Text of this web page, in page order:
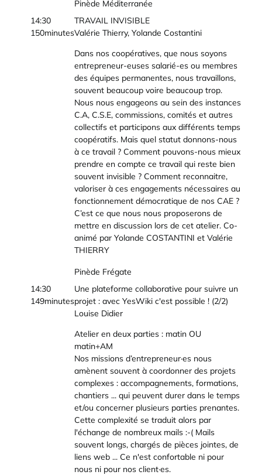
Pinède Méditerranée
14:30
150minutes
TRAVAIL INVISIBLE
Valérie Thierry, Yolande Costantini
Dans nos coopératives, que nous soyons
entrepreneur-euses salarié-es ou membres
des équipes permanentes, nous travaillons,
souvent beaucoup voire beaucoup trop.
Nous nous engageons au sein des instances
C.A, C.S.E, commissions, comités et autres
collectifs et participons aux différents temps
coopératifs. Mais quel statut donnons-nous
à ce travail ? Comment pouvons-nous mieux
prendre en compte ce travail qui reste bien
souvent invisible ? Comment reconnaitre,
valoriser à ces engagements nécessaires au
fonctionnement démocratique de nos CAE ?
C’est ce que nous nous proposerons de
mettre en discussion lors de cet atelier. Co-
animé par Yolande COSTANTINI et Valérie
THIERRY
Pinède Frégate
14:30
149minutes
Une plateforme collaborative pour suivre un
projet : avec YesWiki c'est possible ! (2/2)
Louise Didier
Atelier en deux parties : matin OU
matin+AM
Nos missions d’entrepreneur·es nous
amènent souvent à coordonner des projets
complexes : accompagnements, formations,
chantiers ... qui peuvent durer dans le temps
et/ou concerner plusieurs parties prenantes.
Cette complexité se traduit alors par
l'échange de nombreux mails :-( Mails
souvent longs, chargés de pièces jointes, de
liens web ... Ce n'est confortable ni pour
nous ni pour nos client·es.